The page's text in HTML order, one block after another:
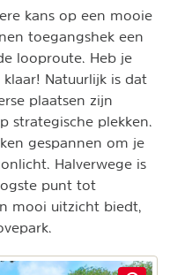
kans op een mooie
toegangshek een
looproute. Heb je
Natuurlijk is dat
plaatsen zijn
strategische plekken.
gespannen om je
Halverwege is
punt tot
mooi uitzicht biedt,